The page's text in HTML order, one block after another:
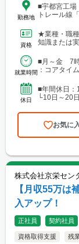
勤務地
■宇都宮工場
トレール線
資格
★業種・職
知識または
就業時間
■月～金 7時
：コアタイ
休日
■年間休日：
└10日～20
お気に
株式会社京栄セン
【月収55万は
入アップ！
正社員 契約社員
資格取得支援 残